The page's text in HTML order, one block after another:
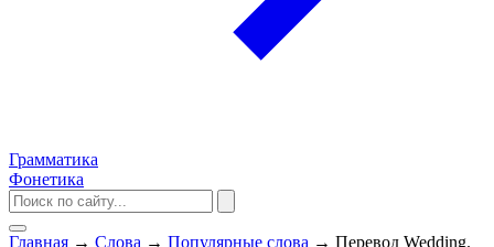
Грамматика
Фонетика
Главная → Слова → Популярные слова → Перевод Wedding.